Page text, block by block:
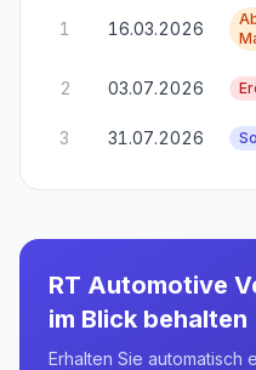
1 16.03.2026
2 03.07.2026
3 31.07.2026
RT Automotive
im Blick behalten
Erhalten Sie automatisch